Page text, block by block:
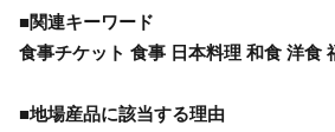
■関連キーワード
食事チケット 食事 日本料理 和食 洋食
■地場産品に該当する理由